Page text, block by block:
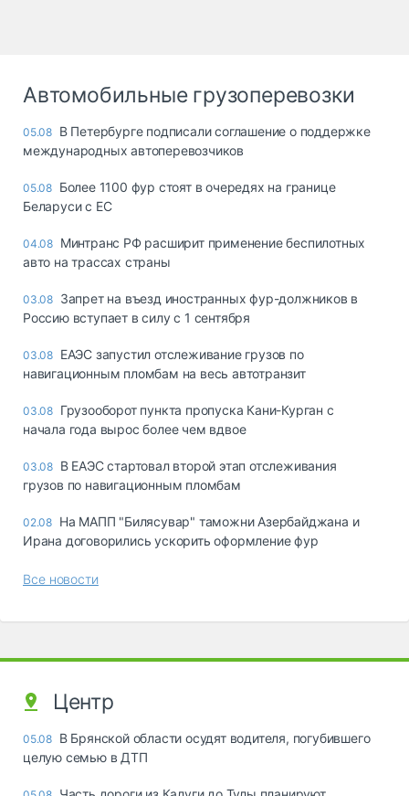
Автомобильные грузоперевозки
05.08 В Петербурге подписали соглашение о поддержке
международных автоперевозчиков
05.08 Более 1100 фур стоят в очередях на границе
Беларуси с ЕС
04.08 Минтранс РФ расширит применение беспилотных
авто на трассах страны
03.08 Запрет на въезд иностранных фур-должников в
Россию вступает в силу с 1 сентября
03.08 ЕАЭС запустил отслеживание грузов по
навигационным пломбам на весь автотранзит
03.08 Грузооборот пункта пропуска Кани-Курган с
начала года вырос более чем вдвое
03.08 В ЕАЭС стартовал второй этап отслеживания
грузов по навигационным пломбам
02.08 На МАПП "Билясувар" таможни Азербайджана и
Ирана договорились ускорить оформление фур
Все новости
Центр
05.08 В Брянской области осудят водителя, погубившего
целую семью в ДТП